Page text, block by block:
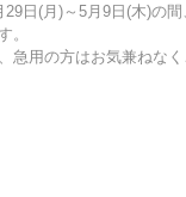
日(月)～5月9日(木)の
。
急用の方はお気兼ねなく